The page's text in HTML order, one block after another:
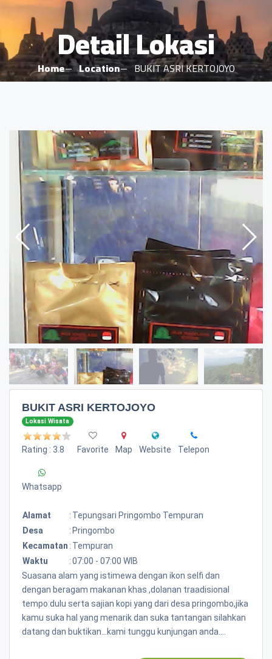
Detail Lokasi
Home Location BUKIT ASRI KERTOJOYO
BUKIT ASRI KERTOJOYO
Lokasi Wisata
Rating : 3.8 Favorite Map Website Telepon
Whatsapp
Alamat : Tepungsari Pringombo Tempuran
Desa
: Pringombo
Kecamatan : Tempuran
Waktu
:07:00 - 07:00 WIB
Suasana alam yang istimewa dengan ikon selfi dan
dengan beragam makanan khas ,dolanan traadisional
tempo dulu serta sajian kopi yang dari desa pringombo,jika
kamu suka hal yang menarik dan suka tantangan silahkan
datang dan buktikan...kami tunggu kunjungan anda....